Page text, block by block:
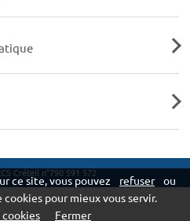
Créteil n°790 591 572
ce site, vous pouvez refuser
ou
pour mieux vous servir.
cookies
Fermer